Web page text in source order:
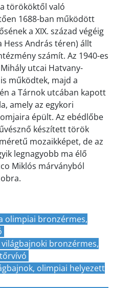
törököktől való
1688-ban működött
a XIX. század végéig
Hess András téren) állt
számít. Az 1940-es
utcai Hatvany-
működtek, majd a
a Tárnok utcában kapott
amely az egykori
épült. Az ebédlőbe
készített török
mozaikképet, de az
legnagyobb ma élő
Miklós márványból
olimpiai bronzérmes,
világbajnoki bronzérmes,
olimpiai helyezett